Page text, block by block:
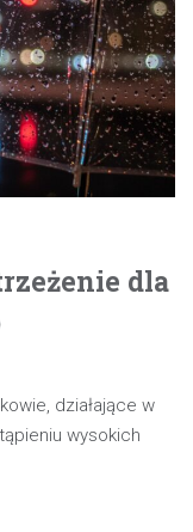
dla
działające w
wysokich